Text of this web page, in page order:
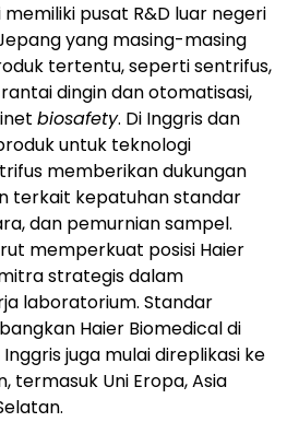
pusat R&D luar negeri
yang masing-masing
tertentu, seperti sentrifus,
dingin dan otomatisasi,
biosafety. Di Inggris dan
untuk teknologi
memberikan dukungan
terkait kepatuhan standar
dan pemurnian sampel.
memperkuat posisi Haier
strategis dalam
laboratorium. Standar
Haier Biomedical di
juga mulai direplikasi ke
termasuk Uni Eropa, Asia